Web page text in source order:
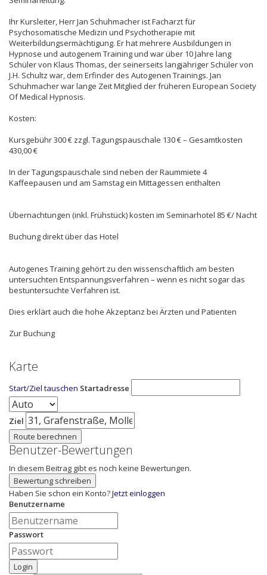
Ihr Kursleiter, Herr Jan Schuhmacher ist Facharzt für
Psychosomatische Medizin und Psychotherapie mit
Weiterbildungsermächtigung. Er hat mehrere Ausbildungen in
Hypnose und autogenem Training und war über 10 Jahre lang
Schüler von Klaus Thomas, der seinerseits langjähriger Schüler von
J.H. Schultz war, dem Erfinder des Autogenen Trainings. Jan
Schuhmacher war lange Zeit Mitglied der früheren European Society
Of Medical Hypnosis.
Kosten:
Kursgebühr 300 € zzgl. Tagungspauschale 130 € – Gesamtkosten
430,00 €
In der Tagungspauschale sind neben der Raummiete 4
Kaffeepausen und am Samstag ein Mittagessen enthalten
Übernachtungen (inkl. Frühstück) kosten im Seminarhotel 85 €/ Nacht
Buchung direkt über das Hotel
Autogenes Training gehört zu den wissenschaftlich am besten
untersuchten Entspannungsverfahren – wenn es nicht sogar das
bestuntersuchte Verfahren ist.
Dies erklärt auch die hohe Akzeptanz bei Ärzten und Patienten
Zur Buchung
Karte
Start/Ziel tauschen Startadresse
Ziel
Route berechnen
Benutzer-Bewertungen
In diesem Beitrag gibt es noch keine Bewertungen.
Bewertung schreiben
Haben Sie schon ein Konto?Jetzt einloggen
Benutzername
Passwort
Login